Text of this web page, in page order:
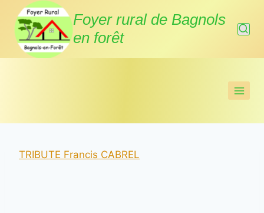
contenu
Foyer rural de Bagnols
en forêt
TRIBUTE Francis CABREL